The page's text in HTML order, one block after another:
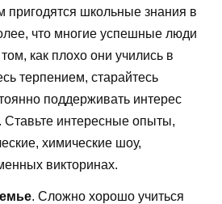
пригодятся школьные знания в
что многие успешные люди
как плохо они учились в
терпением, старайтесь
поддерживать интерес
Ставьте интересные опыты,
химические шоу,
викторинах.
. Сложно хорошо учиться